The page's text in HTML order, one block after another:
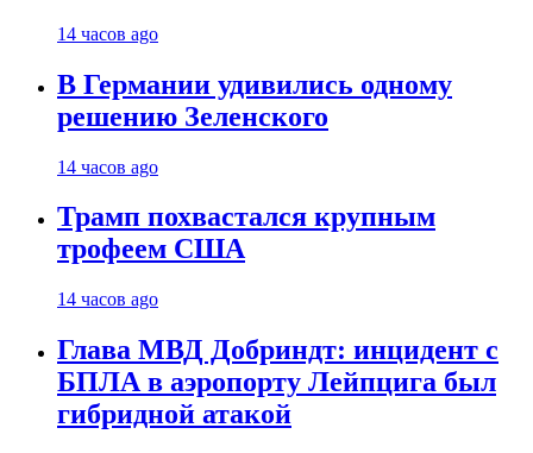
14 часов ago
В Германии удивились одному
решению Зеленского
14 часов ago
Трамп похвастался крупным
трофеем США
14 часов ago
Глава МВД Добриндт: инцидент с
БПЛА в аэропорту Лейпцига был
гибридной атакой